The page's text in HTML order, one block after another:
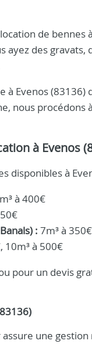
de
ayez des
à Evenos
nous
à Evenos
disponibles à
à 400€
: 7m³ à
10m³ à 500€
pour un devis
une